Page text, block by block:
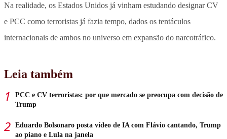
Na realidade, os Estados Unidos já vinham estudando designar CV
e PCC como terroristas já fazia tempo, dados os tentáculos
internacionais de ambos no universo em expansão do narcotráfico.
Leia também
PCC e CV terroristas: por que mercado se preocupa com decisão de
Trump
Eduardo Bolsonaro posta vídeo de IA com Flávio cantando, Trump
ao piano e Lula na janela